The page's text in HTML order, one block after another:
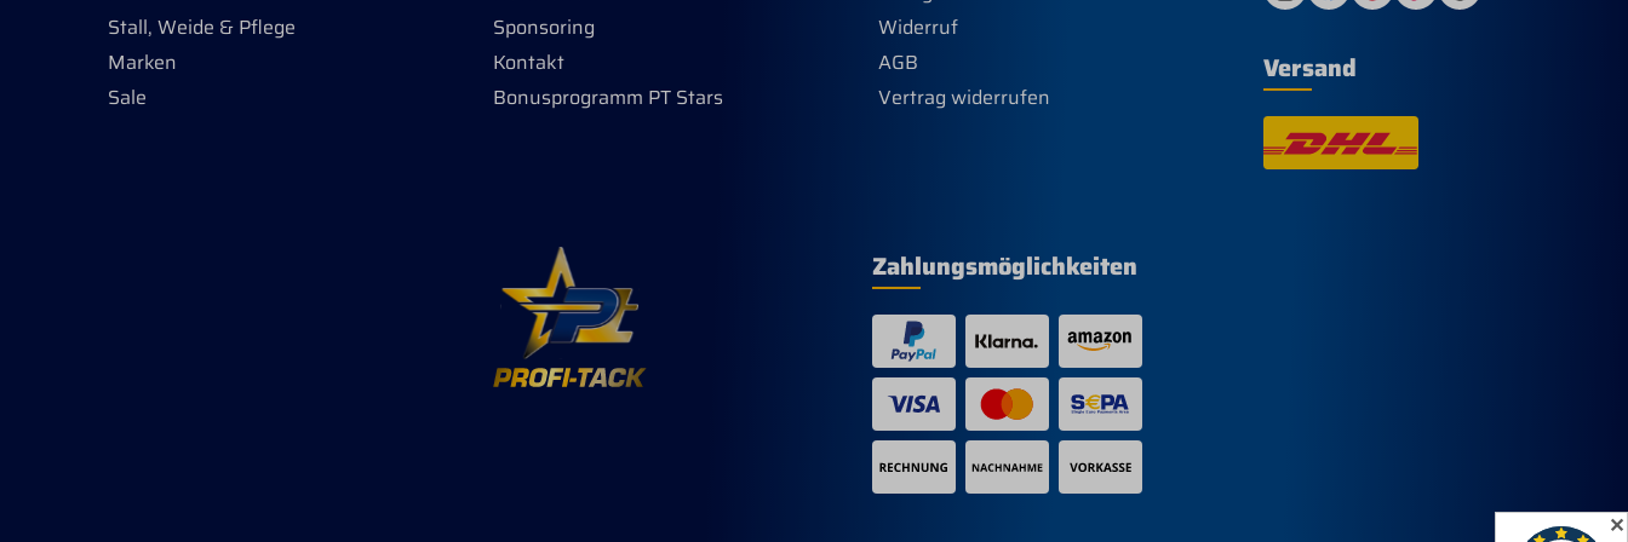
Stall, Weide & Pflege
Marken
Sale
Sponsoring
Kontakt
Bonusprogramm PT Stars
Widerruf
AGB
Vertrag widerrufen
Versand
Zahlungsmöglichkeiten
✕